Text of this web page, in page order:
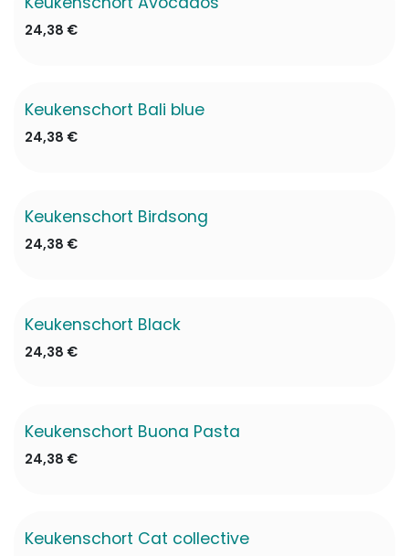
24,38 €
Keukenschort Bali blue
24,38 €
Keukenschort Birdsong
24,38 €
Keukenschort Black
24,38 €
Keukenschort Buona Pasta
24,38 €
Keukenschort Cat collective